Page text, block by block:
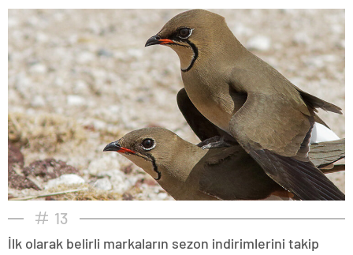
13
İlk olarak belirli markaların sezon indirimlerini takip